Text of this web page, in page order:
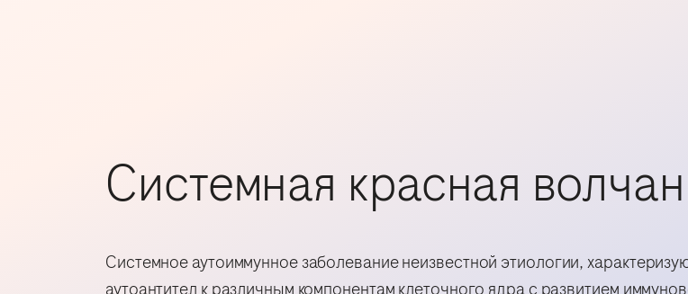
Системная красная
Системное аутоиммунное заболевание неизвестной этиологии,
аутоантител к различным компонентам клеточного ядра с развитием